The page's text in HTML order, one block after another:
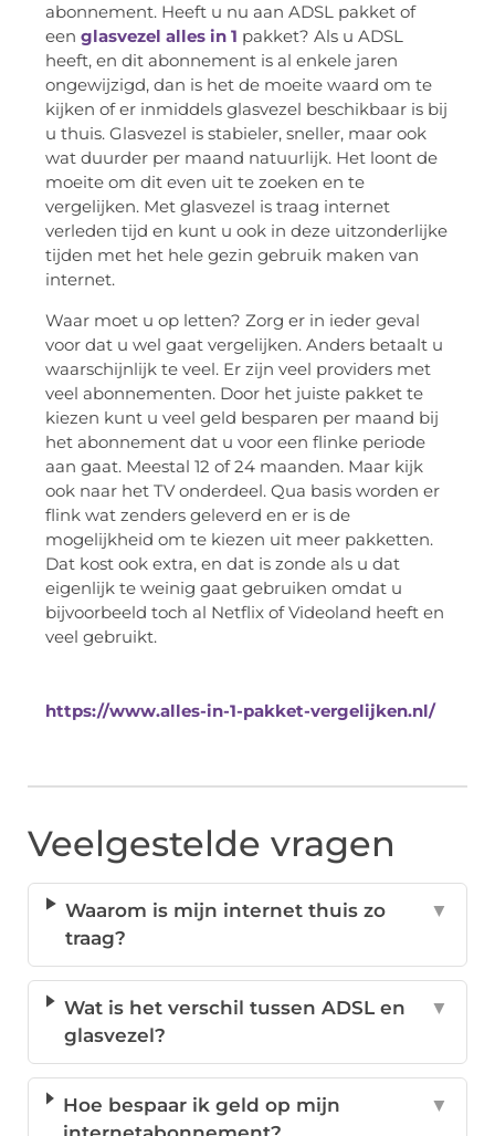
abonnement. Heeft u nu aan ADSL pakket of
een glasvezel alles in 1 pakket? Als u ADSL
heeft, en dit abonnement is al enkele jaren
ongewijzigd, dan is het de moeite waard om te
kijken of er inmiddels glasvezel beschikbaar is bij
u thuis. Glasvezel is stabieler, sneller, maar ook
wat duurder per maand natuurlijk. Het loont de
moeite om dit even uit te zoeken en te
vergelijken. Met glasvezel is traag internet
verleden tijd en kunt u ook in deze uitzonderlijke
tijden met het hele gezin gebruik maken van
internet.
Waar moet u op letten? Zorg er in ieder geval
voor dat u wel gaat vergelijken. Anders betaalt u
waarschijnlijk te veel. Er zijn veel providers met
veel abonnementen. Door het juiste pakket te
kiezen kunt u veel geld besparen per maand bij
het abonnement dat u voor een flinke periode
aan gaat. Meestal 12 of 24 maanden. Maar kijk
ook naar het TV onderdeel. Qua basis worden er
flink wat zenders geleverd en er is de
mogelijkheid om te kiezen uit meer pakketten.
Dat kost ook extra, en dat is zonde als u dat
eigenlijk te weinig gaat gebruiken omdat u
bijvoorbeeld toch al Netflix of Videoland heeft en
veel gebruikt.
https://www.alles-in-1-pakket-vergelijken.nl/
Veelgestelde vragen
Waarom is mijn internet thuis zo
traag?
▼
Wat is het verschil tussen ADSL en
glasvezel?
▼
Hoe bespaar ik geld op mijn
▼